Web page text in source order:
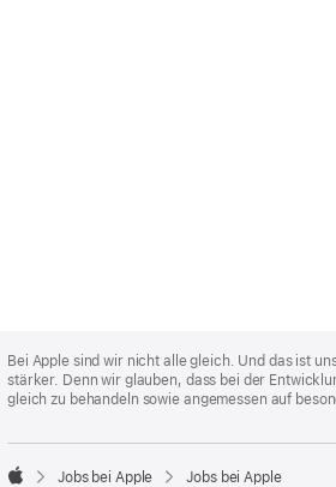
Footer
Bei Apple sind wir nicht alle gleich. Und das ist
stärker. Denn wir glauben, dass bei der
gleich zu behandeln sowie angemessen auf

Jobs bei Apple Jobs bei Apple